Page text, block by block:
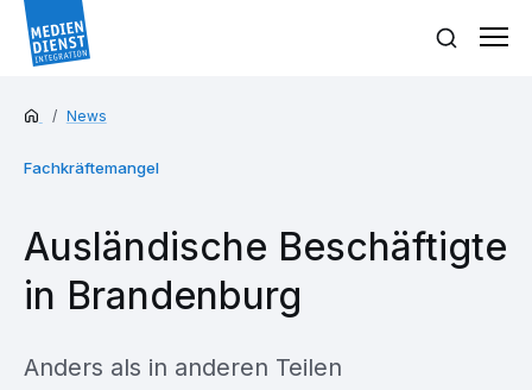
News
Fachkräftemangel
Ausländische Beschäftigte
in Brandenburg
Anders als in anderen Teilen